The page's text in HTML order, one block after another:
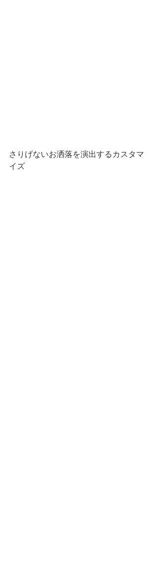
さりげないお洒落を演出するカスタマ
イズ